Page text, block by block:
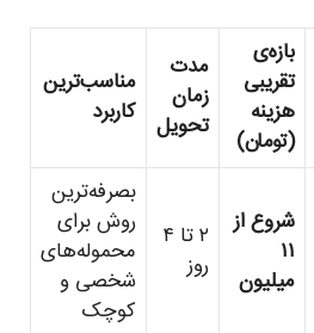
بازه‌ی
تقریبی
هزینه
(تومان)
مدت
زمان
تحویل
مناسب‌ترین
کاربرد
شروع از
۱۱
میلیون
۲ تا ۴
روز
بصرفه‌ترین
روش برای
محموله‌های
شخصی و
کوچک